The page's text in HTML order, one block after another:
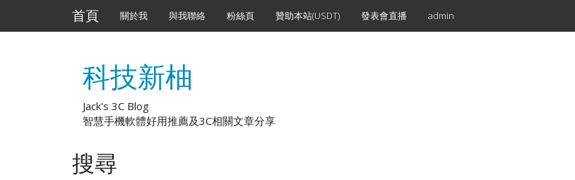
首頁 關於我 與我聯絡 粉絲頁 贊助本站(USDT) 發表會直播 admin
科技新柚
Jack's 3C Blog
智慧手機軟體好用推薦及3C相關文章分享
搜尋